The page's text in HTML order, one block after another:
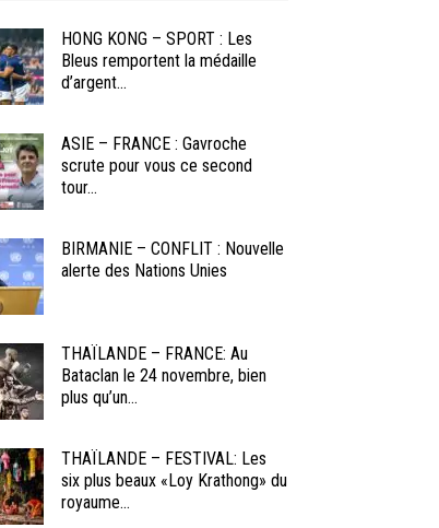
HONG KONG – SPORT : Les
Bleus remportent la médaille
d’argent...
ASIE – FRANCE : Gavroche
scrute pour vous ce second
tour...
BIRMANIE – CONFLIT : Nouvelle
alerte des Nations Unies
THAÏLANDE – FRANCE: Au
Bataclan le 24 novembre, bien
plus qu’un...
THAÏLANDE – FESTIVAL: Les
six plus beaux «Loy Krathong» du
royaume...